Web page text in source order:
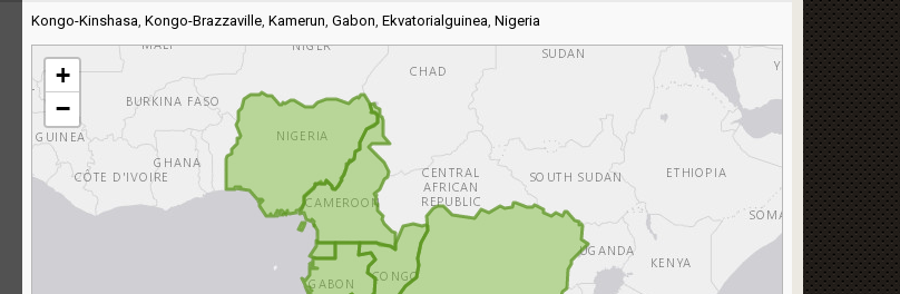
Kongo-Kinshasa, Kongo-Brazzaville, Kamerun, Gabon, Ekvatorialguinea, Nigeria
+
−